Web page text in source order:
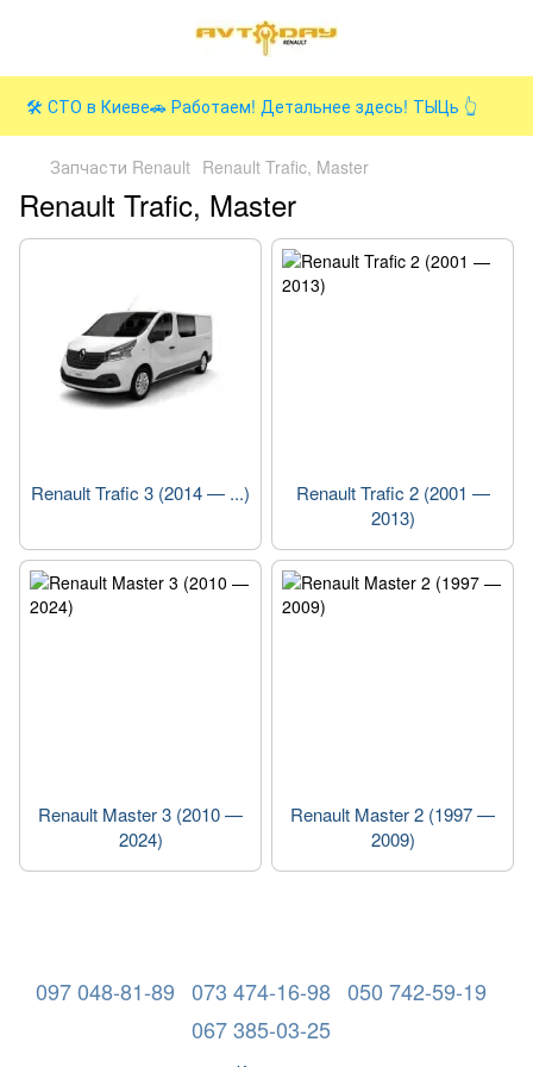
🛠️ СТО в Киеве🚗 Работаем! Детальнее здесь! ТЫЦь 👆
Запчасти Renault Renault Trafic, Master
Renault Trafic, Master
Renault Trafic 3 (2014 — ...)
Renault Trafic 2 (2001 —
2013)
Renault Master 3 (2010 —
2024)
Renault Master 2 (1997 —
2009)
097 048-81-89 073 474-16-98 050 742-59-19
067 385-03-25